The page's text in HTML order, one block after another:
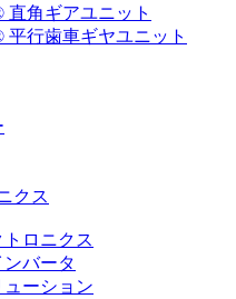
角ギアユニット
行歯車ギヤユニット
クス
トロニクス
バータ
ーション